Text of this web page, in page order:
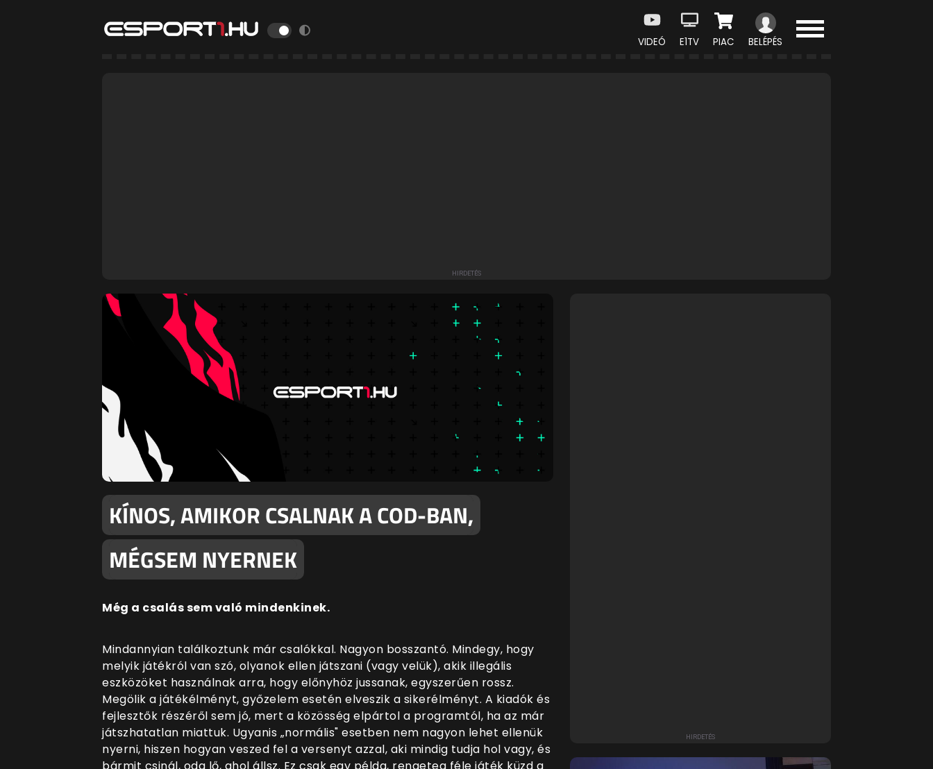
VIDEÓ E1TV PIAC BELÉPÉS
KÍNOS, AMIKOR CSALNAK A COD-BAN,
MÉGSEM NYERNEK
Még a csalás sem való mindenkinek.
Mindannyian találkoztunk már csalókkal. Nagyon bosszantó. Mindegy, hogy
melyik játékról van szó, olyanok ellen játszani (vagy velük), akik illegális
eszközöket használnak arra, hogy előnyhöz jussanak, egyszerűen rossz.
Megölik a játékélményt, győzelem esetén elveszik a sikerélményt. A kiadók és
fejlesztők részéről sem jó, mert a közösség elpártol a programtól, ha az már
játszhatatlan miattuk. Ugyanis „normális" esetben nem nagyon lehet ellenük
nyerni, hiszen hogyan veszed fel a versenyt azzal, aki mindig tudja hol vagy, és
bármit csinál, oda lő, ahol állsz. Ez csak egy példa, rengeteg féle játék küzd a